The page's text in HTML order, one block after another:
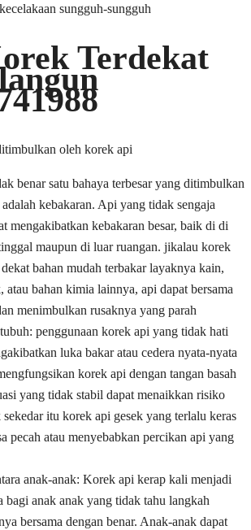
sungguh-sungguh
Terdekat
oleh korek api
benar satu bahaya terbesar yang ditimbulkan
kebakaran. Api yang tidak sengaja
mengakibatkan kebakaran besar, baik di di
maupun di luar ruangan. jikalau korek
bahan mudah terbakar layaknya kain,
atau bahan kimia lainnya, api dapat bersama
menimbulkan rusaknya yang parah
penggunaan korek api yang tidak hati
luka bakar atau cedera nyata-nyata
korek api dengan tangan basah
yang tidak stabil dapat menaikkan risiko
itu korek api gesek yang terlalu keras
pecah atau menyebabkan percikan api yang
anak-anak: Korek api kerap kali menjadi
bagi anak anak yang tidak tahu langkah
bersama dengan benar. Anak-anak dapat